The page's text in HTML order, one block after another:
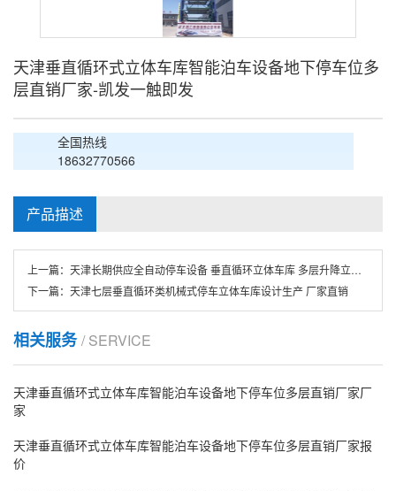
天津垂直循环式立体车库智能泊车设备地下停车位多
层直销厂家-凯发一触即发
全国热线
18632770566
产品描述
上一篇： 天津长期供应全自动停车设备 垂直循环立体车库 多层升降立体车库
下一篇： 天津七层垂直循环类机械式停车立体车库设计生产 厂家直销
相关服务/ SERVICE
天津垂直循环式立体车库智能泊车设备地下停车位多层直销厂家厂
家
天津垂直循环式立体车库智能泊车设备地下停车位多层直销厂家报
价